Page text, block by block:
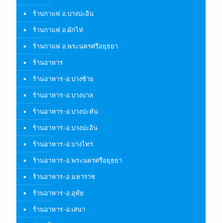
อ.นครหลวง
อ.บางปะอิน
อ.บางไทร
อ.ผักไห่
อ.พระนครศรีอยุธยา
อ.มหาราช
อ.อุทัย
แหล่งซื้อของ
โรงแรมและที่พัก
ไฮไลท์
Archives